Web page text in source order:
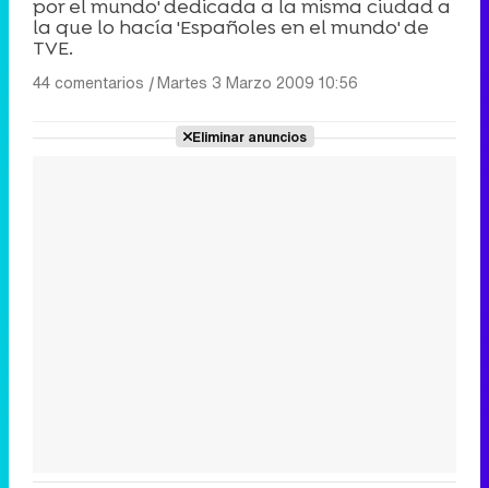
por el mundo' dedicada a la misma ciudad a
la que lo hacía 'Españoles en el mundo' de
TVE.
44 comentarios |Martes 3 Marzo 2009 10:56
Eliminar anuncios